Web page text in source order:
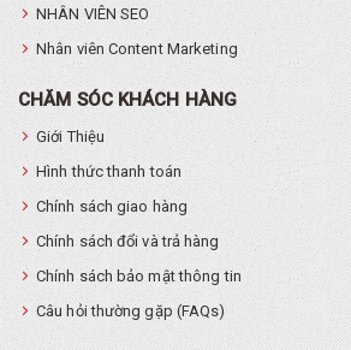
NHÂN VIÊN SEO
Nhân viên Content Marketing
CHĂM SÓC KHÁCH HÀNG
Giới Thiệu
Hình thức thanh toán
Chính sách giao hàng
Chính sách đổi và trả hàng
Chính sách bảo mật thông tin
Câu hỏi thường gặp (FAQs)